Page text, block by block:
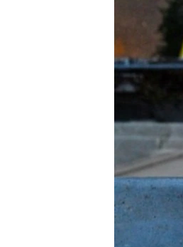
УКРАИНСКАЯ ПРОБЛЕМА КРЫМА